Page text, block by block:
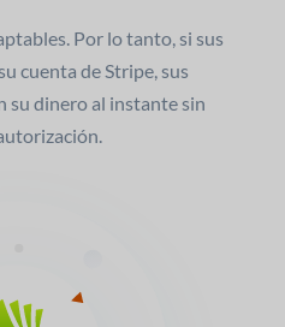
Por lo tanto, si sus
cuenta de Stripe, sus
su dinero al instante sin